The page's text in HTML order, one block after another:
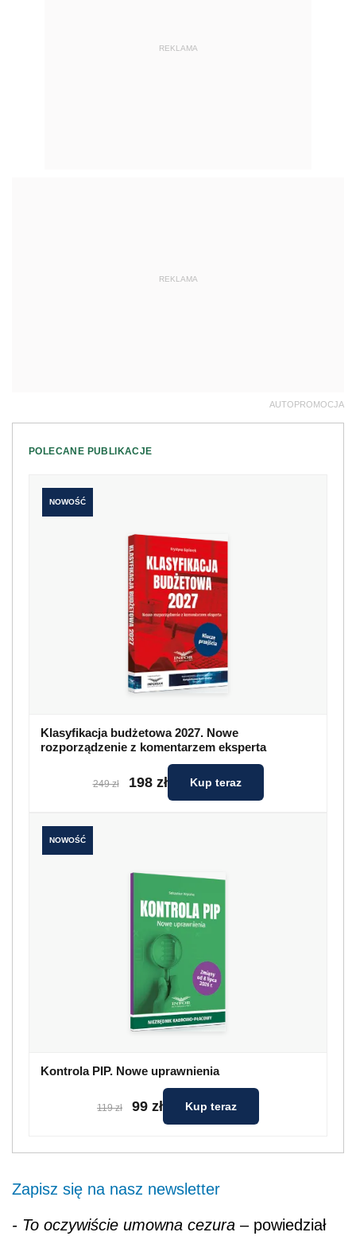
REKLAMA
REKLAMA
AUTOPROMOCJA
POLECANE PUBLIKACJE
NOWOŚĆ
Klasyfikacja budżetowa 2027. Nowe
rozporządzenie z komentarzem eksperta
249 zł 198 zł Kup teraz
NOWOŚĆ
Kontrola PIP. Nowe uprawnienia
119 zł 99 zł Kup teraz
Zapisz się na nasz newsletter
- To oczywiście umowna cezura – powiedział